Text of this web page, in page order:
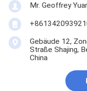
Mr. Geoffrey
Gebäude 12,
Straße Shajing,
China